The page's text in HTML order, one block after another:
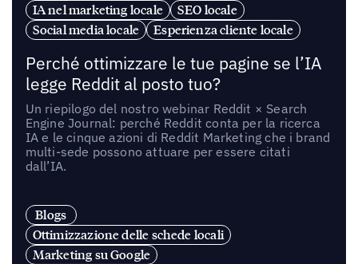
IA nel marketing locale
SEO locale
Social media locale
Esperienza cliente locale
Perché ottimizzare le tue pagine se l’IA
legge Reddit al posto tuo?
Un riepilogo del nostro webinar Reddit × Search
Engine Journal: perché Reddit conta per la ricerca
IA e le cinque azioni di Reddit Marketing che i brand
multi-sede possono attuare per essere citati
dall’IA.
Blogs
Ottimizzazione delle schede locali
Marketing su Google